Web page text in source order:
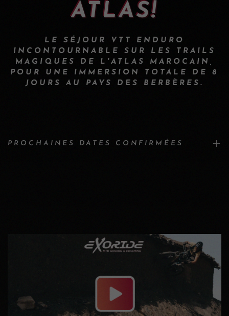
ATLAS!
LE SÉJOUR VTT ENDURO
INCONTOURNABLE SUR LES TRAILS
MAGIQUES DE L'ATLAS MAROCAIN,
POUR UNE IMMERSION TOTALE DE 8
JOURS AU PAYS DES BERBÈRES.
PROCHAINES DATES CONFIRMÉES